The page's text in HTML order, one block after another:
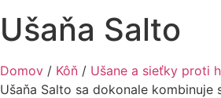
Ušaňa Salto
Domov / Kôň / Ušane a sieťky proti
Ušaňa Salto sa dokonale kombinuje